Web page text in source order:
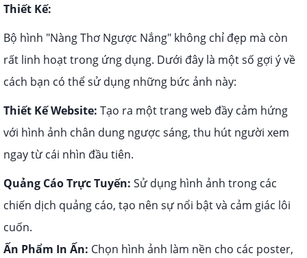
Thiết Kế:
Bộ hình "Nàng Thơ Ngược Nắng" không chỉ đẹp mà còn
rất linh hoạt trong ứng dụng. Dưới đây là một số gợi ý về
cách bạn có thể sử dụng những bức ảnh này:
Thiết Kế Website: Tạo ra một trang web đầy cảm hứng
với hình ảnh chân dung ngược sáng, thu hút người xem
ngay từ cái nhìn đầu tiên.
Quảng Cáo Trực Tuyến: Sử dụng hình ảnh trong các
chiến dịch quảng cáo, tạo nên sự nổi bật và cảm giác lôi
cuốn.
Ấn Phẩm In Ấn: Chọn hình ảnh làm nền cho các poster,